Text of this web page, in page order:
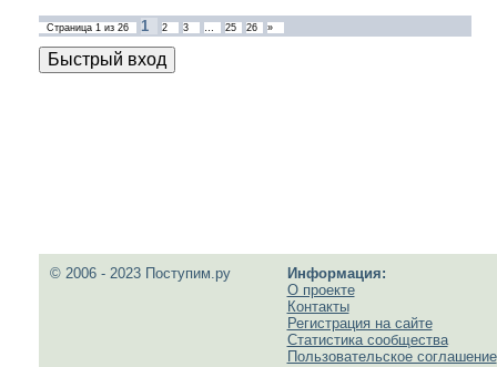
Страница 1из 26 1 2 3 … 25 26 »
© 2006 - 2023 Поступим.ру
Информация:
О проекте
Контакты
Регистрация на сайте
Статистика сообщества
Пользовательское соглашение